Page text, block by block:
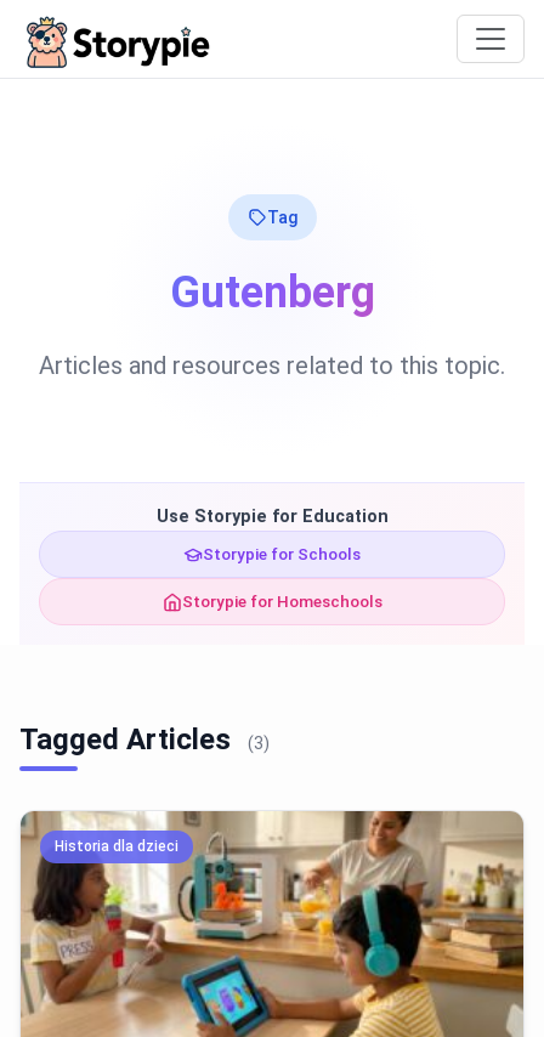
Tag
Gutenberg
Articles and resources related to this topic.
Use Storypie for Education
Storypie for Schools
Storypie for Homeschools
Tagged Articles (3)
Historia dla dzieci